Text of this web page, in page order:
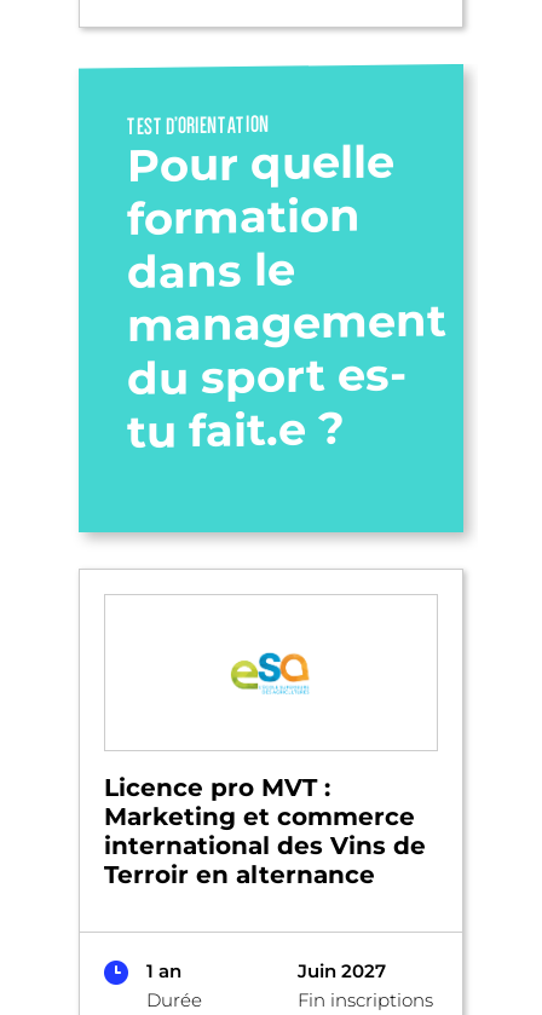
TEST D’ORIENTATION
Pour quelle
formation
dans le
management
du sport es-
tu fait.e ?
Licence pro MVT :
Marketing et commerce
international des Vins de
Terroir en alternance
1 an
Durée
Juin 2027
Fin inscriptions